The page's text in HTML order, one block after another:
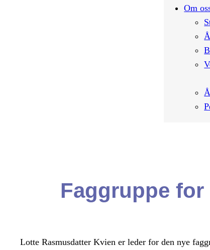
Om
Faggruppe
Lotte Rasmusdatter Kvien er leder for den nye